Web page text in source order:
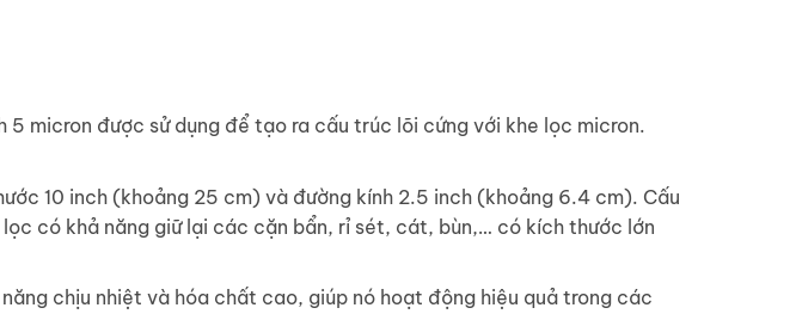
5 micron được sử dụng để tạo ra cấu trúc lõi cứng với khe lọc micron.
10 inch (khoảng 25 cm) và đường kính 2.5 inch (khoảng 6.4 cm). Cấu
có khả năng giữ lại các cặn bẩn, rỉ sét, cát, bùn,… có kích thước lớn
chịu nhiệt và hóa chất cao, giúp nó hoạt động hiệu quả trong các